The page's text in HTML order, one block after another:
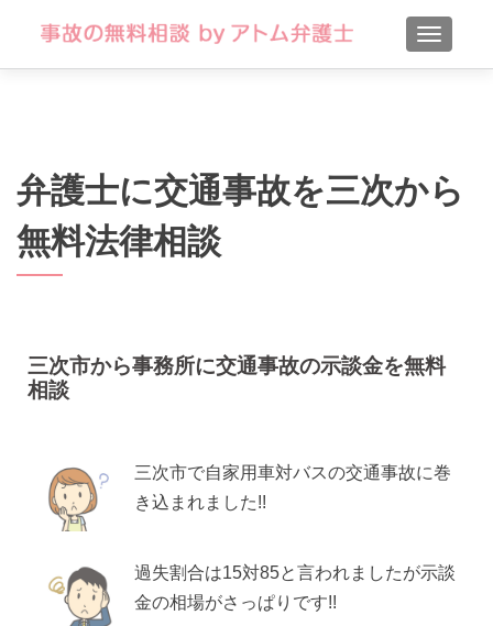
弁護士に交通事故を三次から
無料法律相談
三次市から事務所に交通事故の示談金を無料
相談
三次市で自家用車対バスの交通事故に巻
き込まれました!!
過失割合は15対85と言われましたが示談
金の相場がさっぱりです!!